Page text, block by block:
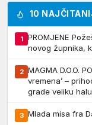
10
1
PROMJENE
novog župnika,
2 MAGMA D.O.O.
vremena’ –
grade veliku
3 Mlada misa fra